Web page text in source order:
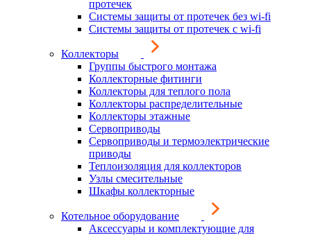
протечек
Системы защиты от протечек без wi-fi
Системы защиты от протечек с wi-fi
Коллекторы
Группы быстрого монтажа
Коллекторные фитинги
Коллекторы для теплого пола
Коллекторы распределительные
Коллекторы этажные
Сервоприводы
Сервоприводы и термоэлектрические
приводы
Теплоизоляция для коллекторов
Узлы смесительные
Шкафы коллекторные
Котельное оборудование
Аксессуары и комплектующие для